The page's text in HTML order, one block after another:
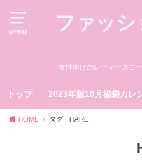
MENU
ファッ
女性向けのレディースコ
トップ 2023年版10月福袋カレ
HOME タグ : HARE